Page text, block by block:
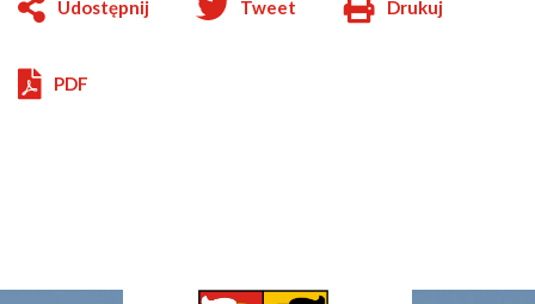
Udostępnij Tweet
Will
Drukuj
PDF